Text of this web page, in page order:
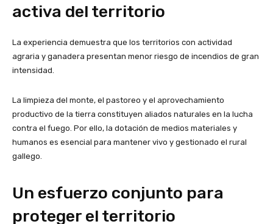
activa del territorio
La experiencia demuestra que los territorios con actividad
agraria y ganadera presentan menor riesgo de incendios de gran
intensidad.
La limpieza del monte, el pastoreo y el aprovechamiento
productivo de la tierra constituyen aliados naturales en la lucha
contra el fuego. Por ello, la dotación de medios materiales y
humanos es esencial para mantener vivo y gestionado el rural
gallego.
Un esfuerzo conjunto para
proteger el territorio